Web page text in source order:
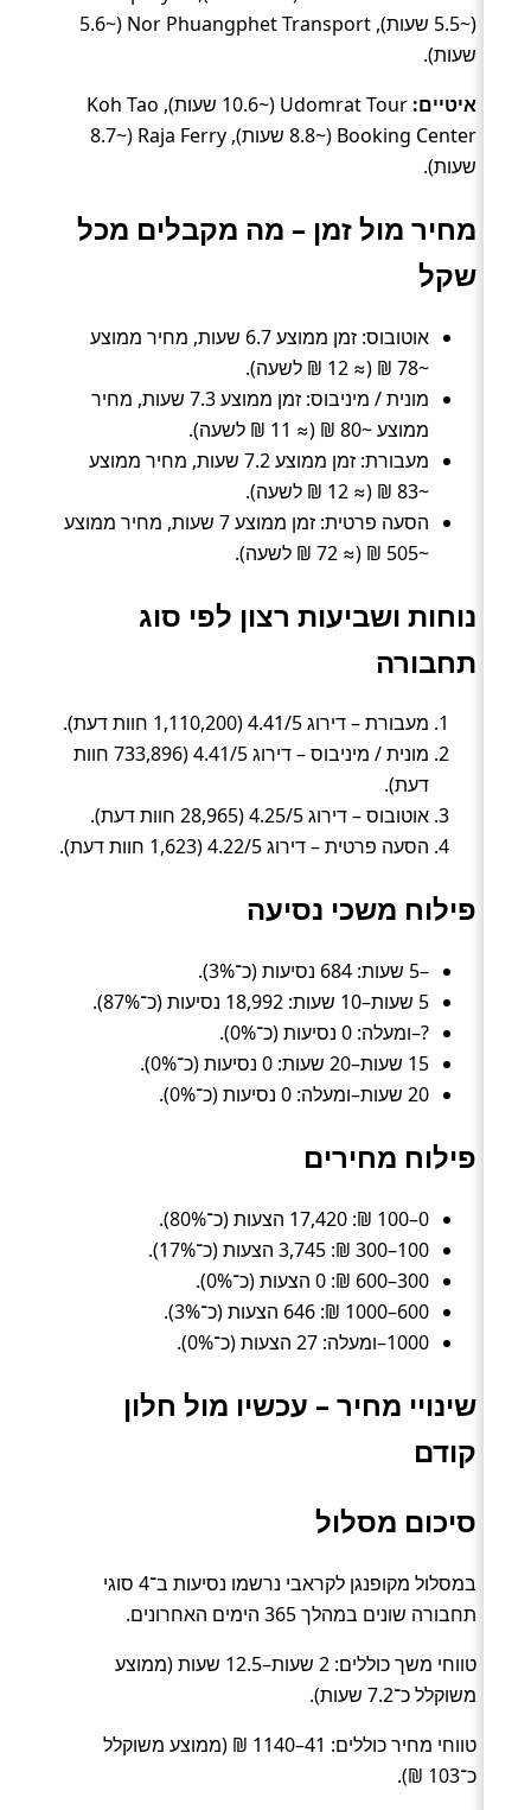
(~5.5 שעות), Nor Phuangphet Transport (~5.6
שעות).
איטיים:
Udomrat Tour (~10.6 שעות), Koh Tao
Booking Center (~8.8 שעות), Raja Ferry (~8.7
שעות).
מחיר מול זמן – מה מקבלים מכל
שקל
אוטובוס: זמן ממוצע 6.7 שעות, מחיר ממוצע
~78 ₪ (≈ 12 ₪ לשעה).
מונית / מיניבוס: זמן ממוצע 7.3 שעות, מחיר
ממוצע ~80 ₪ (≈ 11 ₪ לשעה).
מעבורת: זמן ממוצע 7.2 שעות, מחיר ממוצע
~83 ₪ (≈ 12 ₪ לשעה).
הסעה פרטית: זמן ממוצע 7 שעות, מחיר ממוצע
~505 ₪ (≈ 72 ₪ לשעה).
נוחות ושביעות רצון לפי סוג
תחבורה
מעבורת – דירוג 4.41/5 (1,110,200 חוות דעת).
מונית / מיניבוס – דירוג 4.41/5 (733,896 חוות
דעת).
אוטובוס – דירוג 4.25/5 (28,965 חוות דעת).
הסעה פרטית – דירוג 4.22/5 (1,623 חוות דעת).
פילוח משכי נסיעה
–5 שעות: 684 נסיעות (כ־3%).
5 שעות–10 שעות: 18,992 נסיעות (כ־87%).
?–ומעלה: 0 נסיעות (כ־0%).
15 שעות–20 שעות: 0 נסיעות (כ־0%).
20 שעות–ומעלה: 0 נסיעות (כ־0%).
פילוח מחירים
0–100 ₪: 17,420 הצעות (כ־80%).
100–300 ₪: 3,745 הצעות (כ־17%).
300–600 ₪: 0 הצעות (כ־0%).
600–1000 ₪: 646 הצעות (כ־3%).
1000–ומעלה: 27 הצעות (כ־0%).
שינויי מחיר – עכשיו מול חלון
קודם
סיכום מסלול
במסלול מקופנגן לקראבי נרשמו נסיעות ב־4 סוגי
תחבורה שונים במהלך 365 הימים האחרונים.
טווחי משך כוללים: 2 שעות–12.5 שעות (ממוצע
משוקלל כ־7.2 שעות).
טווחי מחיר כוללים: 41–1140 ₪ (ממוצע משוקלל
כ־103 ₪).